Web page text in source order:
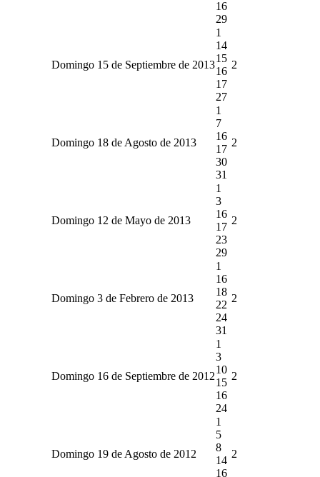
16
29
Domingo 15 de Septiembre de 2013
1
14
15
16
17
27
2
Domingo 18 de Agosto de 2013
1
7
16
17
30
31
2
Domingo 12 de Mayo de 2013
1
3
16
17
23
29
2
Domingo 3 de Febrero de 2013
1
16
18
22
24
31
2
Domingo 16 de Septiembre de 2012
1
3
10
15
16
24
2
Domingo 19 de Agosto de 2012
1
5
8
14
16
2